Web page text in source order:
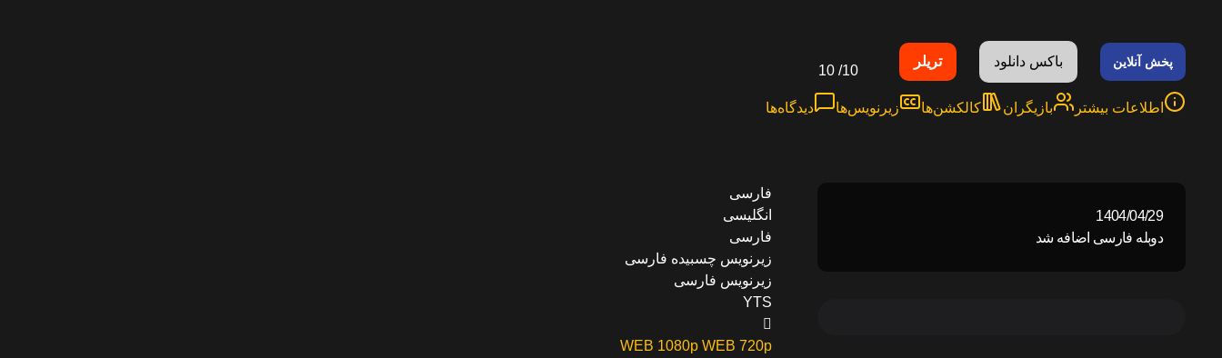
پخش آنلاین باکس دانلود تریلر
10/
10
اطلاعات بیشتر بازیگران کالکشن‌ها زیرنویس‌ها دیدگاه‌ها
1404/04/29
دوبله فارسی اضافه شد
فارسی
انگلیسی
فارسی
زیرنویس چسبیده فارسی
زیرنویس فارسی
YTS
WEB 1080p WEB 720p